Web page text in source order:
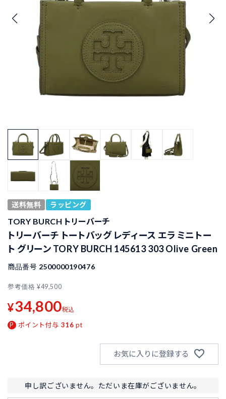
送料無料 ラッピング
TORY BURCH トリーバーチ
トリーバーチ トートバッグ レディース エラ ミニトー
ト グリーン TORY BURCH 145613 303 Olive Green
商品番号 2500000190476
参考価格 ¥49,500
¥34,800税込
ポイント付与 316 pt
お気に入りに登録する
申し訳ございません。ただいま在庫がございません。